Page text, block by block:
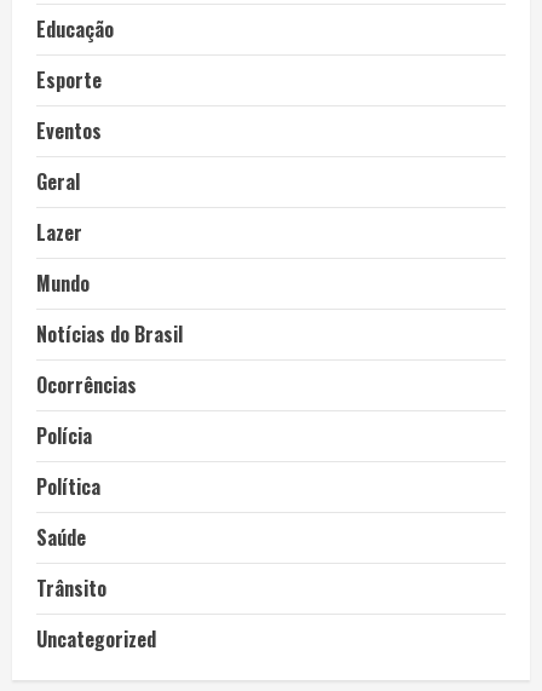
Educação
Esporte
Eventos
Geral
Lazer
Mundo
Notícias do Brasil
Ocorrências
Polícia
Política
Saúde
Trânsito
Uncategorized